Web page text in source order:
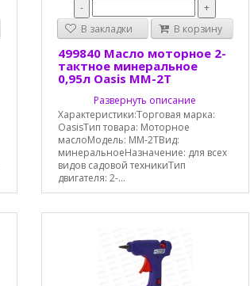
-
+
В закладки
В корзину
499840 Масло моторное 2-
тактное минеральное
0,95л Oasis MM-2T
Развернуть описание
Характеристики:Торговая марка:
OasisТип товара: Моторное
маслоМодель: MM-2TВид:
минеральноеНазначение: для всех
видов садовой техникиТип
двигателя: 2-...